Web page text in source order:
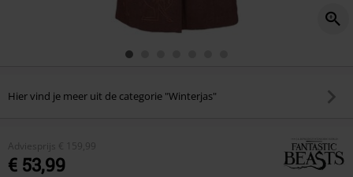
Hier vind je meer uit de categorie "Winterjas"
Adviesprijs € 159,99
€ 53,99